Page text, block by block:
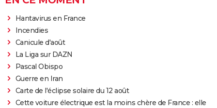
Hantavirus en France
Incendies
Canicule d'août
La Liga sur DAZN
Pascal Obispo
Guerre en Iran
Carte de l'éclipse solaire du 12 août
Cette voiture électrique est la moins chère de France : elle